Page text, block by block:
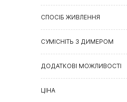
СПОСІБ ЖИВЛЕННЯ
СУМІСНІТЬ З ДИМЕРОМ
ДОДАТКОВІ МОЖЛИВОСТІ
ЦІНА